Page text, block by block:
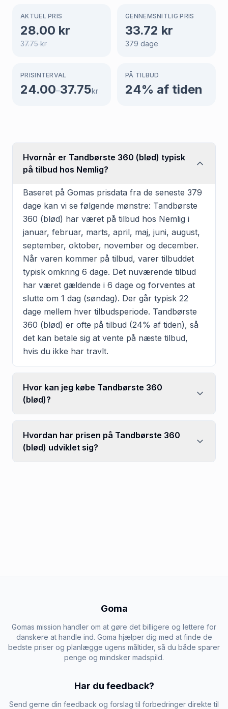
AKTUEL PRIS
28.00 kr
37.75kr
GENNEMSNITLIG PRIS
33.72 kr
379 dage
PRISINTERVAL
24.00–37.75kr
PÅ TILBUD
24% af tiden
Hvornår er Tandbørste 360 (blød) typisk
på tilbud hos Nemlig?
Baseret på Gomas prisdata fra de seneste 379
dage kan vi se følgende mønstre: Tandbørste
360 (blød) har været på tilbud hos Nemlig i
januar, februar, marts, april, maj, juni, august,
september, oktober, november og december.
Når varen kommer på tilbud, varer tilbuddet
typisk omkring 6 dage. Det nuværende tilbud
har været gældende i 6 dage og forventes at
slutte om 1 dag (søndag). Der går typisk 22
dage mellem hver tilbudsperiode. Tandbørste
360 (blød) er ofte på tilbud (24% af tiden), så
det kan betale sig at vente på næste tilbud,
hvis du ikke har travlt.
Hvor kan jeg købe Tandbørste 360
(blød)?
Hvordan har prisen på Tandbørste 360
(blød) udviklet sig?
Goma
Gomas mission handler om at gøre det billigere og lettere for
danskere at handle ind. Goma hjælper dig med at finde de
bedste priser og planlægge ugens måltider, så du både sparer
penge og mindsker madspild.
Har du feedback?
Send gerne din feedback og forslag til forbedringer direkte til